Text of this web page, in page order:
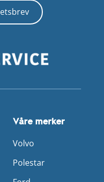
Våre merker
Volvo
Polestar